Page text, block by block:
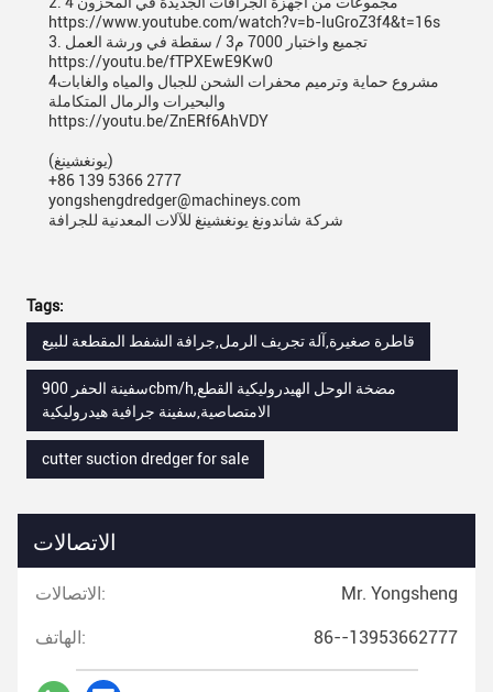
https://www.youtube.com/watch?v=b-IuGroZ3f4&t=16s
3. تجميع واختبار 7000 م3 / سقطة في ورشة العمل
https://youtu.be/fTPXEwE9Kw0
4مشروع حماية وترميم محفرات الشحن للجبال والمياه والغابات
والبحيرات والرمال المتكاملة
https://youtu.be/ZnERf6AhVDY
(يونغشينغ)
+86 139 5366 2777
yongshengdredger@machineys.com
شركة شاندونغ يونغشينغ للآلات المعدنية للجرافة
Tags:
قاطرة صغيرة,آلة تجريف الرمل,جرافة الشفط المقطعة للبيع
سفينة الحفر 900cbm/h,مضخة الوحل الهيدروليكية القطع
الامتصاصية,سفينة جرافية هيدروليكية
cutter suction dredger for sale
الاتصالات
الاتصالات: Mr. Yongsheng
الهاتف: 86--13953662777